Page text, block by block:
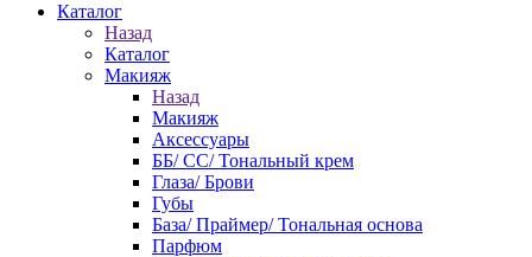
Каталог
Назад
Каталог
Макияж
Назад
Макияж
Аксессуары
ББ/ СС/ Тональный крем
Глаза/ Брови
Губы
База/ Праймер/ Тональная основа
Парфюм